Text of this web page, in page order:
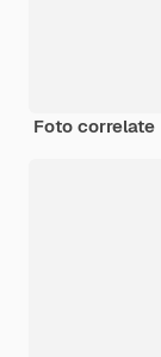
Foto correlate